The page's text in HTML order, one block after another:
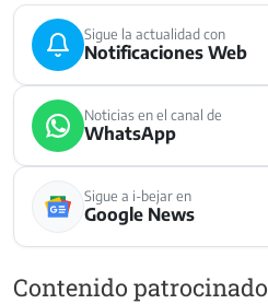
Sigue la actualidad con
Notificaciones Web
Noticias en el canal de
WhatsApp
Sigue a i-bejar en
Google News
Contenido patrocinado